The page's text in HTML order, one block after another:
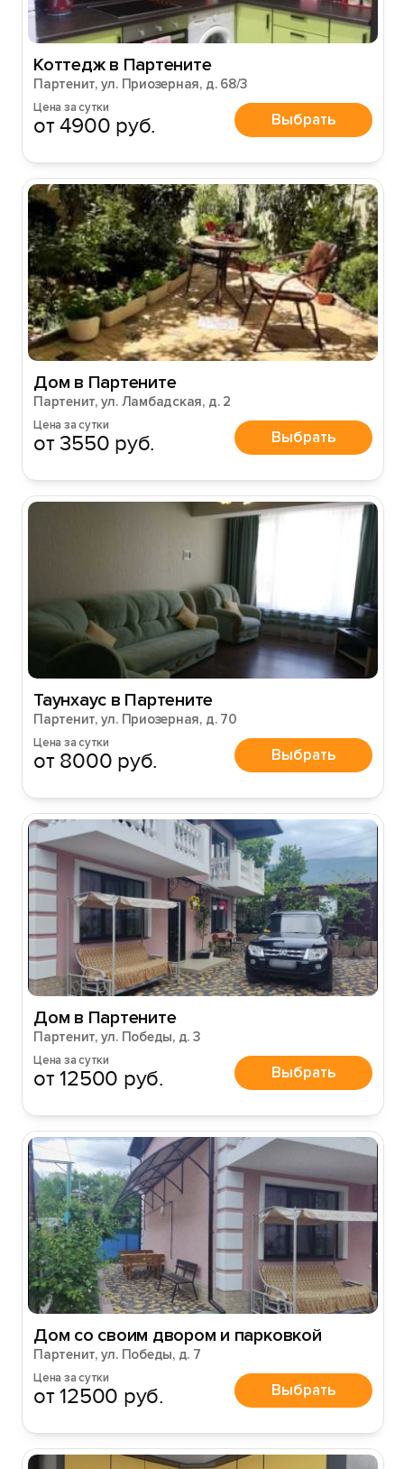
Коттедж в Партените
Партенит, ул. Приозерная, д. 68/3
Цена за сутки
от 4900 руб. Выбрать
Дом в Партените
Партенит, ул. Ламбадская, д. 2
Цена за сутки
от 3550 руб. Выбрать
Таунхаус в Партените
Партенит, ул. Приозерная, д. 70
Цена за сутки
от 8000 руб. Выбрать
Дом в Партените
Партенит, ул. Победы, д. 3
Цена за сутки
от 12500 руб. Выбрать
Дом со своим двором и парковкой
Партенит, ул. Победы, д. 7
Цена за сутки
от 12500 руб. Выбрать
Войти
Войти с помощью